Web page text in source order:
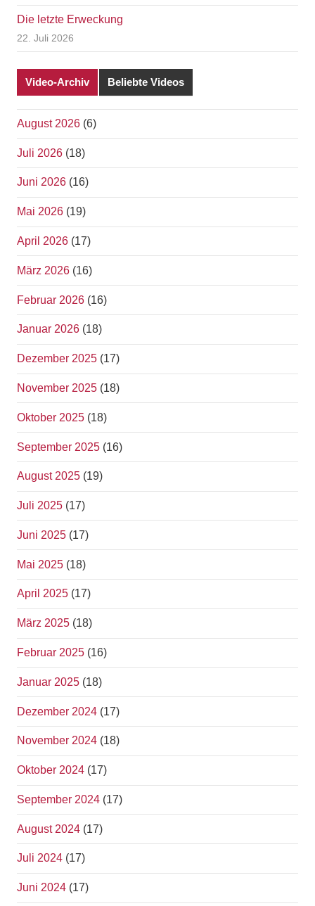
Die letzte Erweckung
22. Juli 2026
Video-Archiv Beliebte Videos
August 2026 (6)
Juli 2026 (18)
Juni 2026 (16)
Mai 2026 (19)
April 2026 (17)
März 2026 (16)
Februar 2026 (16)
Januar 2026 (18)
Dezember 2025 (17)
November 2025 (18)
Oktober 2025 (18)
September 2025 (16)
August 2025 (19)
Juli 2025 (17)
Juni 2025 (17)
Mai 2025 (18)
April 2025 (17)
März 2025 (18)
Februar 2025 (16)
Januar 2025 (18)
Dezember 2024 (17)
November 2024 (18)
Oktober 2024 (17)
September 2024 (17)
August 2024 (17)
Juli 2024 (17)
Juni 2024 (17)